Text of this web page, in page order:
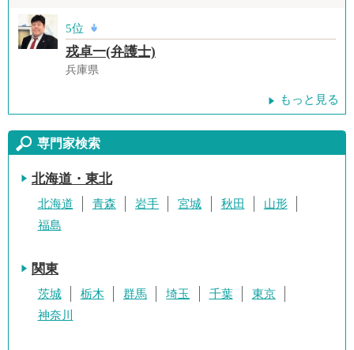
5位
戎卓一(弁護士)
兵庫県
もっと見る
専門家検索
北海道・東北
北海道 青森 岩手 宮城 秋田
山形
福島
関東
茨城 栃木 群馬 埼玉 千葉
東京
神奈川